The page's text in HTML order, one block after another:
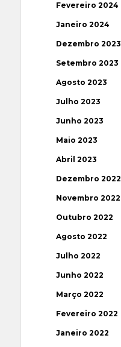
Fevereiro 2024
Janeiro 2024
Dezembro 2023
Setembro 2023
Agosto 2023
Julho 2023
Junho 2023
Maio 2023
Abril 2023
Dezembro 2022
Novembro 2022
Outubro 2022
Agosto 2022
Julho 2022
Junho 2022
Março 2022
Fevereiro 2022
Janeiro 2022